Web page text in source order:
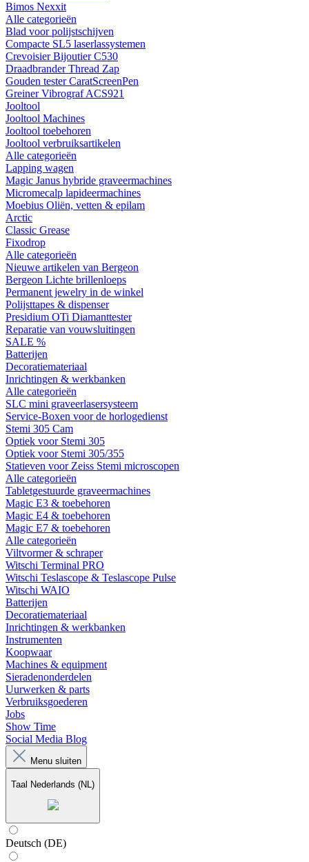
Bimos Nexxit
Alle categorieën
Blad voor polijstschijven
Compacte SL5 laserlassystemen
Crevoisier Bijoutier C530
Draadbrander Thread Zap
Gouden tester CaratScreenPen
Greiner Vibrograf ACS921
Jooltool
Jooltool Machines
Jooltool toebehoren
Jooltool verbruiksartikelen
Alle categorieën
Lapping wagen
Magic Janus hybride graveermachines
Micromecalp lapideermachines
Moebius Oliën, vetten & epilam
Arctic
Classic Grease
Fixodrop
Alle categorieën
Nieuwe artikelen van Bergeon
Bergeon Lichte brillenloeps
Permanent jewelry in de winkel
Polijsttapes & dispenser
Presidium OTi Diamanttester
Reparatie van vouwsluitingen
SALE %
Batterijen
Decoratiemateriaal
Inrichtingen & werkbanken
Alle categorieën
SLC mini graveerlasersysteem
Service-Boxen voor de horlogedienst
Stemi 305 Cam
Optiek voor Stemi 305
Optiek voor Stemi 305/355
Statieven voor Zeiss Stemi microscopen
Alle categorieën
Tabletgestuurde graveermachines
Magic E3 & toebehoren
Magic E4 & toebehoren
Magic E7 & toebehoren
Alle categorieën
Viltvormer & schraper
Witschi Terminal PRO
Witschi Teslascope & Teslascope Pulse
Witschi WAIO
Batterijen
Decoratiemateriaal
Inrichtingen & werkbanken
Instrumenten
Koopwaar
Machines & equipment
Sieradenonderdelen
Uurwerken & parts
Verbruiksgoederen
Jobs
Show Time
Social Media Blog
Menu sluiten
Taal Nederlands (NL)
Deutsch (DE)